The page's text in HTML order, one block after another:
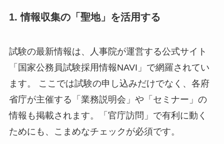
1. 情報収集の「聖地」を活用する
試験の最新情報は、人事院が運営する公式サイト
「国家公務員試験採用情報NAVI」で網羅されてい
ます。 ここでは試験の申し込みだけでなく、各府
省庁が主催する「業務説明会」や「セミナー」の
情報も掲載されます。「官庁訪問」で有利に動く
ためにも、こまめなチェックが必須です。